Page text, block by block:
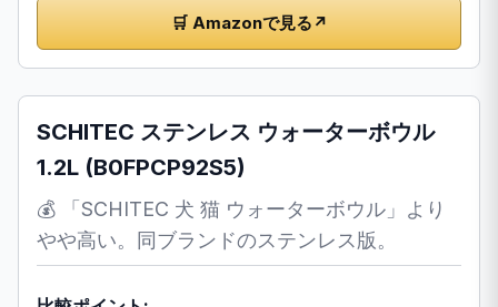
🛒 Amazonで見る ↗
SCHITEC ステンレス ウォーターボウル
1.2L (B0FPCP92S5)
💰 「SCHITEC 犬 猫 ウォーターボウル」より
やや高い。同ブランドのステンレス版。